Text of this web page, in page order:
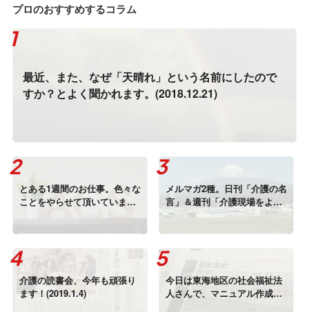
プロのおすすめするコラム
最近、また、なぜ「天晴れ」という名前にしたので
すか？とよく聞かれます。(2018.12.21)
とある1週間のお仕事。色々な
ことをやらせて頂いています
メルマガ2種。日刊「介護の名
言」＆週刊「介護現場をよく
する研究＆活動通信」好評配
介護の読書会、今年も頑張り
ます！(2019.1.4)
今日は東海地区の社会福祉法
人さんで、マニュアル作成支